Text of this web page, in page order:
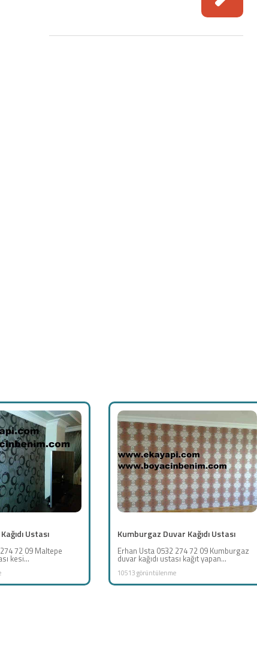
Ustası
72 09 Maltepe
kesi...
Kumburgaz Duvar Kağıdı Ustası
Erhan Usta 0532 274 72 09 Kumburgaz
duvar kağıdı ustası kağıt yapan...
10513 görüntülenme